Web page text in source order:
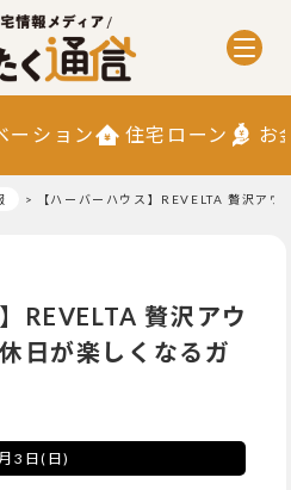
ーション 住宅ローン お
【ハーバーハウス】REVELTA 贅沢ア
REVELTA 贅沢アウ
日が楽しくなるガ
3日(日)